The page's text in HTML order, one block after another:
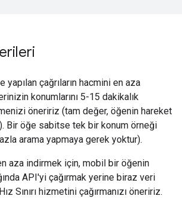
yapılan çağrıların hacmini en aza
konumlarını 5-15 dakikalık
öneririz (tam değer, öğenin hareket
Bir öğe sabitse tek bir konum örneği
arama yapmaya gerek yoktur).
aza indirmek için, mobil bir öğenin
API'yi çağırmak yerine biraz veri
Sınırı hizmetini çağırmanızı öneririz.